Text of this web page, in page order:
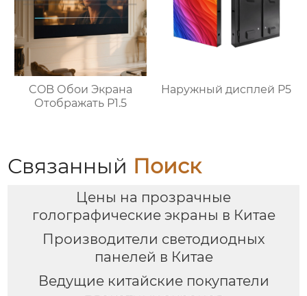
COB Обои Экрана
Отображать P1.5
Наружный дисплей P5
Связанный Поиск
Цены на прозрачные
голографические экраны в Китае
Производители светодиодных
панелей в Китае
Ведущие китайские покупатели